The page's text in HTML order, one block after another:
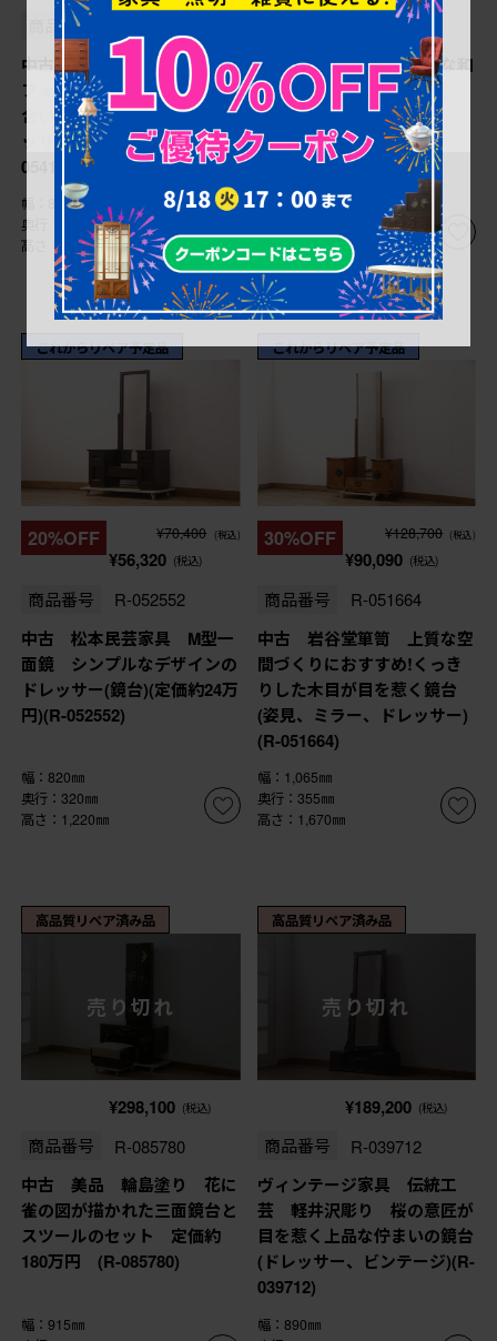
商品番号
中古 軽井沢彫り 直線的な
フォルムと木の温かみある風
合いが絶妙にマッチしたドレ
ッサー(鏡台、ミラー)(R-
054184)
幅：830㎜
奥行：360㎜
高さ：1,295㎜
R-054159
中古 岩谷堂箪笥 上質な和
を演出するドレッサー(鏡
台、姿見、ミラー)(R-
054159)
幅：905㎜
高さ：1,710㎜
これからリペア予定品
20%OFF ¥70,400 (税込)
¥56,320 (税込)
商品番号 R-052552
中古 松本民芸家具 M型一
面鏡 シンプルなデザインの
ドレッサー(鏡台)(定価約24万
円)(R-052552)
幅：820㎜
奥行：320㎜
高さ：1,220㎜
これからリペア予定品
30%OFF ¥128,700 (税込)
¥90,090 (税込)
商品番号 R-051664
中古 岩谷堂箪笥 上質な空
間づくりにおすすめ!くっき
りした木目が目を惹く鏡台
(姿見、ミラー、ドレッサー)
(R-051664)
幅：1,065㎜
奥行：355㎜
高さ：1,670㎜
高品質リペア済み品
売り切れ
¥298,100 (税込)
商品番号 R-085780
中古 美品 輪島塗り 花に
雀の図が描かれた三面鏡台と
スツールのセット 定価約
180万円 (R-085780)
幅：915㎜
高品質リペア済み品
売り切れ
¥189,200 (税込)
商品番号 R-039712
ヴィンテージ家具 伝統工
芸 軽井沢彫り 桜の意匠が
目を惹く上品な佇まいの鏡台
(ドレッサー、ビンテージ)(R-
039712)
幅：890㎜